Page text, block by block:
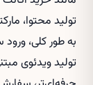
تولید محتوا،
به طور کلی،
تولید ویدئوی